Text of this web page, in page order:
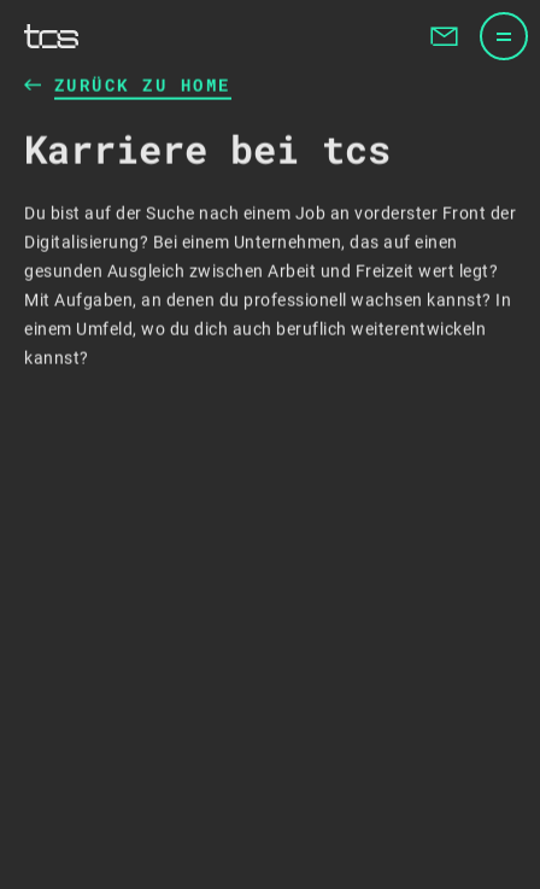
ZURÜCK ZU HOME
Karriere bei tcs
Du bist auf der Suche nach einem Job an vorderster Front der
Digitalisierung? Bei einem Unternehmen, das auf einen
gesunden Ausgleich zwischen Arbeit und Freizeit wert legt?
Mit Aufgaben, an denen du professionell wachsen kannst? In
einem Umfeld, wo du dich auch beruflich weiterentwickeln
kannst?